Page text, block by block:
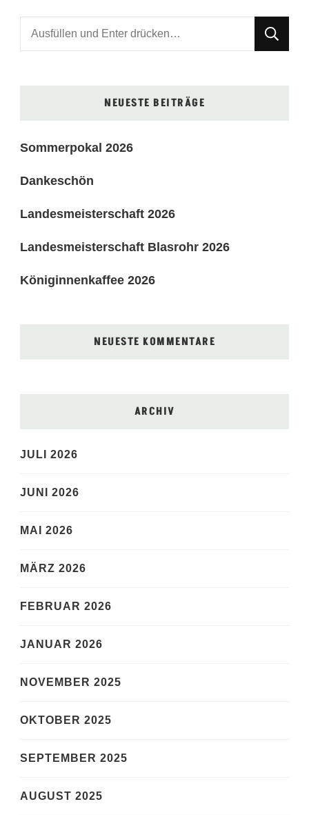
Suchst
du
NEUESTE BEITRÄGE
Sommerpokal 2026
Dankeschön
Landesmeisterschaft 2026
Landesmeisterschaft Blasrohr 2026
Königinnenkaffee 2026
NEUESTE KOMMENTARE
ARCHIV
JULI 2026
JUNI 2026
MAI 2026
MÄRZ 2026
FEBRUAR 2026
JANUAR 2026
NOVEMBER 2025
OKTOBER 2025
SEPTEMBER 2025
AUGUST 2025